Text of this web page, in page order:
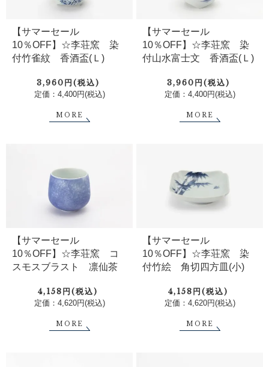
【サマーセール
10％OFF】☆李荘窯 染
付竹雀紋 香酒盃(Ｌ)
3,960円(税込)
定価：4,400円(税込)
MORE
【サマーセール
10％OFF】☆李荘窯 染
付山水富士文 香酒盃(Ｌ)
3,960円(税込)
定価：4,400円(税込)
MORE
【サマーセール
10％OFF】☆李荘窯 コ
スモスブラスト 凛仙茶
4,158円(税込)
定価：4,620円(税込)
MORE
【サマーセール
10％OFF】☆李荘窯 染
付竹絵 角切四方皿(小)
4,158円(税込)
定価：4,620円(税込)
MORE